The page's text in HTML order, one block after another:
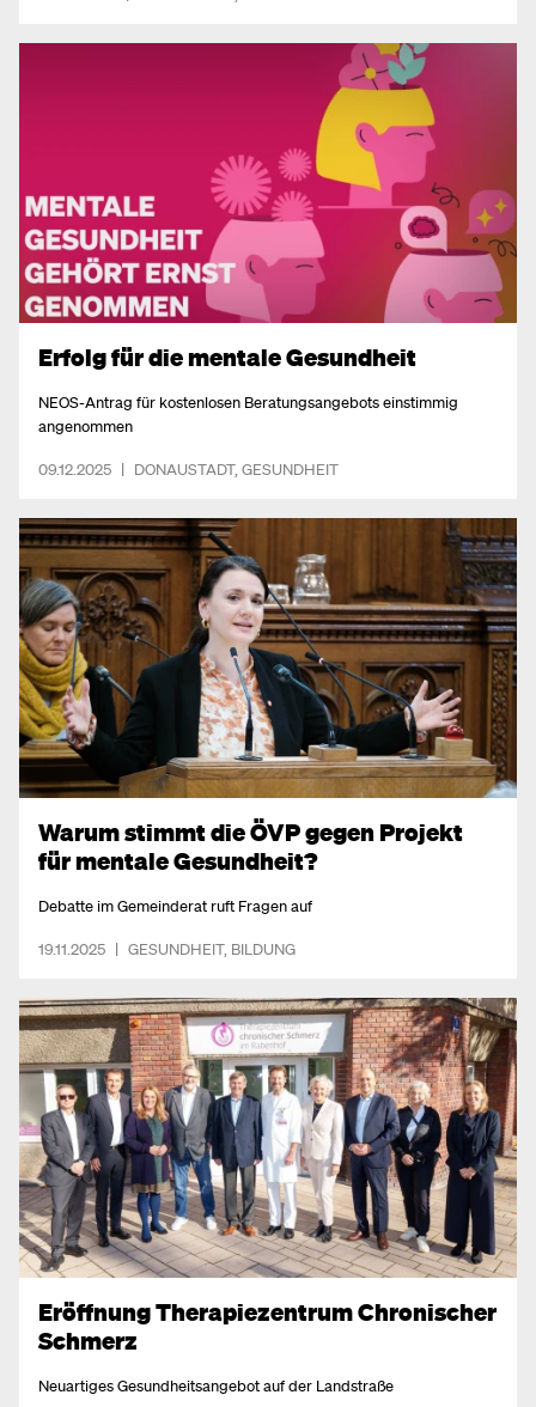
Erfolg für die mentale Gesundheit
NEOS-Antrag für kostenlosen Beratungsangebots einstimmig
angenommen
09.12.2025 | DONAUSTADT, GESUNDHEIT
Warum stimmt die ÖVP gegen Projekt
für mentale Gesundheit?
Debatte im Gemeinderat ruft Fragen auf
19.11.2025 | GESUNDHEIT, BILDUNG
Eröffnung Therapiezentrum Chronischer
Schmerz
Neuartiges Gesundheitsangebot auf der Landstraße